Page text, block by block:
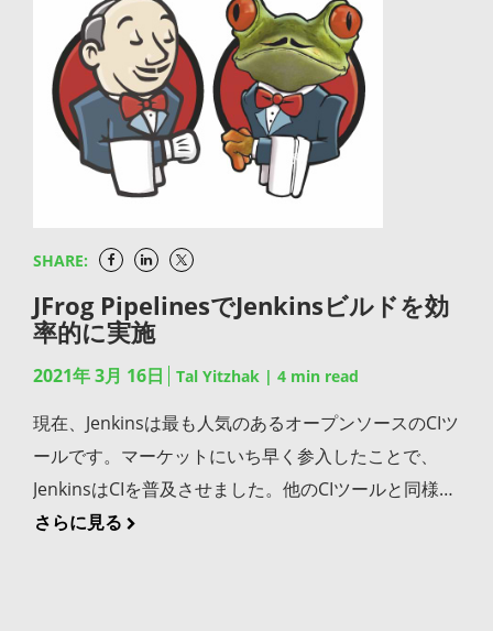
のアーティファクトが使用され、消費され、作成さ
れ、そしてそれらの依存関係が何であるかを分かる必
要があります。 最高の燃料を手に入れる 最も効果的
なソリューションを実現するためにVulnDBのような
世界クラスの脆弱性インテリジェンスなソースの力を
借りて、最新の脆弱性に関するナレッジを確実に備え
を推進するための優れた燃料がなければ意味がありま
せん。 可視性とインパクト分析を実施する
DevSecOpsの「勝者」はバイナリが使用しているOSS
ライブラリやコンポーネントだけでなく、zipファイ
ルやDockerイメージにパッケージされているもので
あっても、それらを解凍してスキャンし、全てのレイ
ヤーや依存関係を確認する方法もを理解できる必要が
あります。組織のアーティファクトと依存関係構造を
理解できるソリューションは可視性を提供し、ソフト
継続的に改善していきます。 変更は以下のフェーズで
行われます。 時期 変更内容 現在 Bintray、
JCenter、GoCenter、ChartCenterのサービスは継続
しています。 Bintray/JCenterのユーザーは新しいホ
スティングソリューションへの移行を開始してくださ
い。 2021年2月28日 GoCenter、ChartCenterへの新
規追加は終了します。 GoCenterとChartCenterの
クエストは引き続き機能します）。 2021年3月31日
JCenterへの新規追加は終了します。 2021年4月12, 26
日 2021年5月1日に終了するサービスについて、利用
者の皆様にお知らせするために短期間サービスの一時
スページでお知らせします。 2021年5月1日 Bintrayの
サービスが利用できなくなります。GoCenter、
ChartCenterのサービスはArtifactory以外からは利用
できなくなります（ConanCenterは影響を受けませ
ライン全体でセキュリティチェックをインテグレーシ
ョンしなければならないことを認識しています。そし
てハッカーのますます洗練された脅威に対応しなけれ
ばなりません。考えるべきことが色々あります。 セキ
ュリティでDevOpsチームが夜も眠れないのも不思議
ではありません。しかし、心配しないでください。
のグループセラピー・セッションをご用意しました。
それはDevSecOps knowledgeです。2月10日午後3時
（PST）に開催したウェビナー“Your Software is
Secure Until it’s Not”ではJFrogのデベロッパー・アド
GoogleのシニアスタッフエンジニアであるSeth
Vargo氏が登壇しました。洞察、ヒント、推奨事項が
満載です。 講演者は参加者からの質問を含めた幅広い
ディスカッションで以下のようなトピックを取り上げ
SHARE:
JFrog PipelinesでJenkinsビルドを効
率的に実施
2021年 3月 16日 Tal Yitzhak | 4 min read
現在、Jenkinsは最も人気のあるオープンソースのCIツ
ールです。マーケットにいち早く参入したことで、
JenkinsはCIを普及させました。他のCIツールと同様、
Jenkinsは開発者がソースリポジトリにコードをコミ
さらに見る